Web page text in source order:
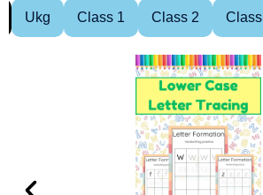
Ukg Class 1 Class 2